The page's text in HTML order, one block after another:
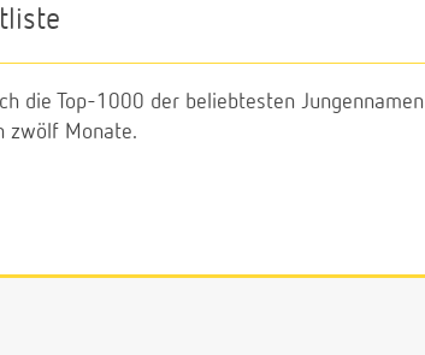
die Top-1000 der beliebtesten Jungennamen
zwölf Monate.